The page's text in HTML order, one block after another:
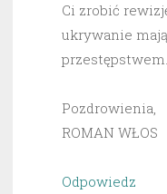
Ci zrobić
ukrywanie
przestępstwem.
Pozdrowienia,
ROMAN WŁOS
Odpowiedz